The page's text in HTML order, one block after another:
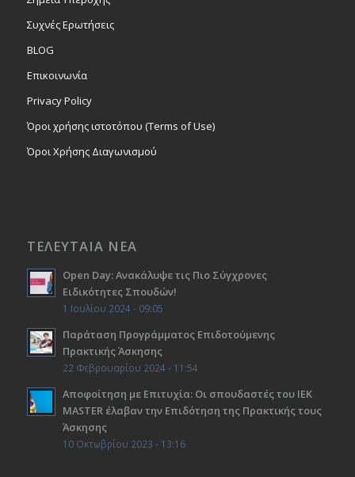
Συχνές Ερωτήσεις
BLOG
Επικοινωνία
Privacy Policy
Όροι χρήσης ιστοτόπου (Terms of Use)
Όροι Χρήσης Διαγωνισμού
ΤΕΛΕΥΤΑΙΑ ΝΕΑ
Open Day: Ανακάλυψε τις Πιο Σύγχρονες
Ειδικότητες Σπουδών!
1 Ιουλίου 2024 - 09:05
Παράταση Προγράμματος Επιδοτούμενης
Πρακτικής Άσκησης
22 Φεβρουαρίου 2024 - 11:54
Αποφοίτηση με Επιτυχία: Οι σπουδαστές του ΙΕΚ
ΜΑSTER έλαβαν την Επιδότηση της Πρακτικής τους
Άσκησης
10 Οκτωβρίου 2023 - 13:16